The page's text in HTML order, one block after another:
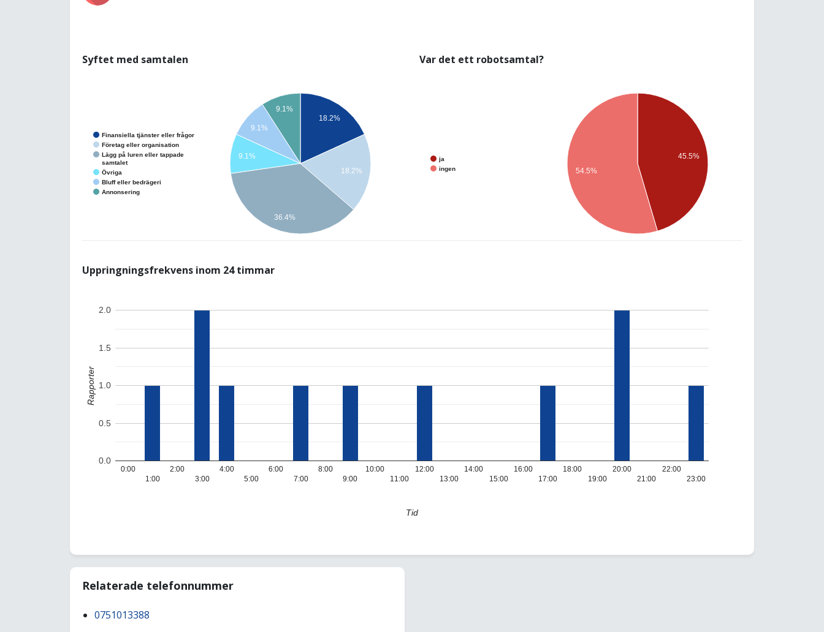
Syftet med samtalen
Finansiella tjänster eller frågor
Företag eller organisation
Lägg på luren eller tappade
samtalet
Övriga
Bluff eller bedrägeri
Annonsering
18.2%
18.2%
9.1%
9.1%
9.1%
36.4%
Var det ett robotsamtal?
ja
ingen
45.5%
54.5%
Uppringningsfrekvens inom 24 timmar
0:00
1:00
2:00
3:00
4:00
5:00
6:00
7:00
8:00
9:00
10:00
11:00
12:00
13:00
14:00
15:00
16:00
17:00
18:00
19:00
20:00
21:00
22:00
23:00
0.0
0.5
1.0
1.5
2.0
Tid
Rapporter
Relaterade telefonnummer
0751013388